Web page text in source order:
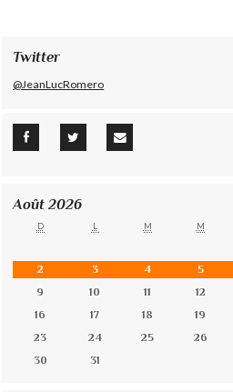
Twitter
@JeanLucRomero
Août 2026
D L M M
2
3 4 5
9
10 11 12
16
17 18 19
23
24 25 26
30
31